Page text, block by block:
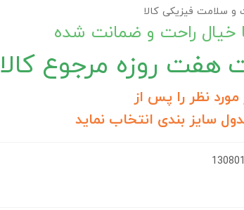
و سلامت فیزیکی کالا
خیال راحت و ضمانت شده
هفت روزه مرجوع کالا
نظر را پس از
سایز بندی انتخاب نماید